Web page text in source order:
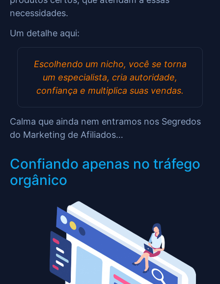
necessidades.
Um detalhe aqui:
Escolhendo um nicho, você se torna
um especialista, cria autoridade,
confiança e multiplica suas vendas.
Calma que ainda nem entramos nos Segredos
do Marketing de Afiliados…
Confiando apenas no tráfego
orgânico